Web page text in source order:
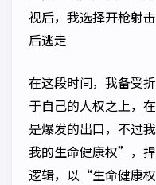
视后，我选择开枪射
后逃走
在这段时间，我备受
于自己的人权之上，
是爆发的出口，不过
我的生命健康权”，
逻辑，以“生命健康